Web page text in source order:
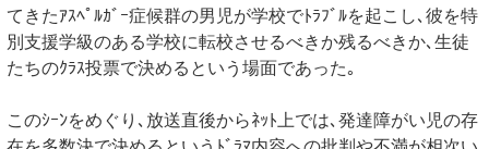
てきたｱｽﾍﾟﾙｶﾞｰ症候群の男児が学校でﾄﾗﾌﾞﾙを起こし､彼を特
別支援学級のある学校に転校させるべきか残るべきか､生徒
たちのｸﾗｽ投票で決めるという場面であった｡
このｼｰﾝをめぐり､放送直後からﾈｯﾄ上では､発達障がい児の存